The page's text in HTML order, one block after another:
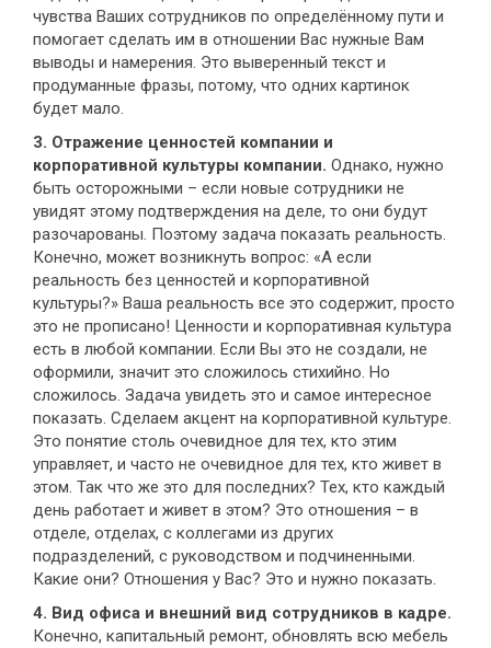
чувства Ваших сотрудников по определённому пути и
помогает сделать им в отношении Вас нужные Вам
выводы и намерения. Это выверенный текст и
продуманные фразы, потому, что одних картинок
будет мало.
3. Отражение ценностей компании и
корпоративной культуры компании. Однако, нужно
быть осторожными – если новые сотрудники не
увидят этому подтверждения на деле, то они будут
разочарованы. Поэтому задача показать реальность.
Конечно, может возникнуть вопрос: «А если
реальность без ценностей и корпоративной
культуры?» Ваша реальность все это содержит, просто
это не прописано! Ценности и корпоративная культура
есть в любой компании. Если Вы это не создали, не
оформили, значит это сложилось стихийно. Но
сложилось. Задача увидеть это и самое интересное
показать. Сделаем акцент на корпоративной культуре.
Это понятие столь очевидное для тех, кто этим
управляет, и часто не очевидное для тех, кто живет в
этом. Так что же это для последних? Тех, кто каждый
день работает и живет в этом? Это отношения – в
отделе, отделах, с коллегами из других
подразделений, с руководством и подчиненными.
Какие они? Отношения у Вас? Это и нужно показать.
4. Вид офиса и внешний вид сотрудников в кадре.
Конечно, капитальный ремонт, обновлять всю мебель